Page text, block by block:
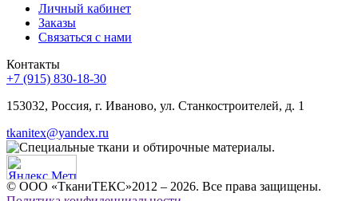
Личный кабинет
Заказы
Связаться с нами
Контакты
+7 (915) 830-18-30
153032, Россия, г. Иваново, ул. Станкостроителей, д. 1
tkanitex@yandex.ru
© ООО «ТканиТЕКС»2012 – 2026. Все права защищены.